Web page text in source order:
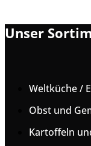
Unser
Weltküche /
Obst und
Kartoffeln